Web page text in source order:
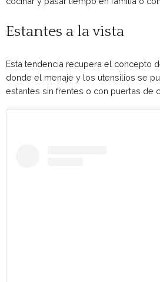
Estantes a la vista
Esta tendencia recupera el concepto
donde el menaje y los utensilios se
estantes sin frentes o con puertas de